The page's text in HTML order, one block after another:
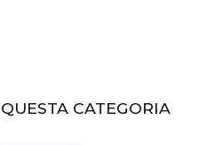
CATEGORIA